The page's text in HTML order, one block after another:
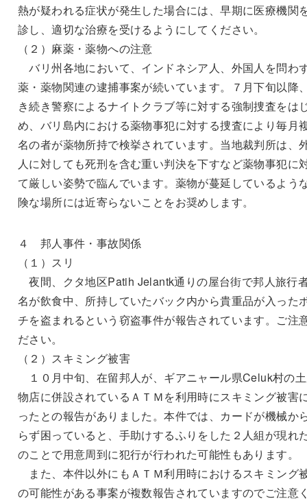
熱が疑われる症状が発生した場合には、早期に医療機関
診し、適切な治療を受けるようにしてください。
（２）麻薬・薬物への注意
バリ州各地において、インドネシア人、外国人を問わ
薬・薬物関連の逮捕事案が続いています。７月下旬以降
き続き警察によるナイトクラブ等に対する強制捜査をは
め、バリ島内における薬物事犯に対する捜査により毎月
名の者が薬物所持で検挙されています。当地裁判所は、
人に対しても死刑を含む重い判決を下すなど薬物事犯に
て厳しい姿勢で臨んでいます。薬物が蔓延しているよう
険な場所には近寄らないことをお奨めします。
４ 邦人事件・事故関係
（１）スリ
夜間、クタ地区Patih Jelantk通りの屋台街で邦人旅行
名が飲食中、所持していたバック内から貴重品が入った
チを盗まれるという窃盗事件が報告されています。ご注
ださい。
（２）スキミング被害
１０月中旬、在留邦人が、ギアニャール県Celuk村の
物店に併設されているＡＴＭを利用時にスキミング被害
ったとの報告がありました。本件では、カードが機械か
らず困っていると、手助けするふりをした２人組が現れ
のことで用意周到に犯行が行われた可能性もあります。
また、本件以外にもＡＴＭ利用時におけるスキミング
の可能性がある事案が複数報告されていますのでご注意